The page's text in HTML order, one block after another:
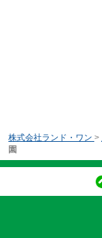
株式会社ランド・ワン >
園